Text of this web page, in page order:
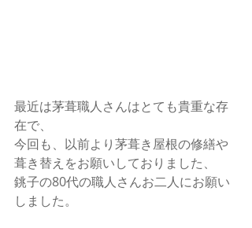
最近は茅葺職人さんはとても貴重な存
在で、
今回も、以前より茅葺き屋根の修繕や
葺き替えをお願いしておりました、
銚子の80代の職人さんお二人にお願い
しました。